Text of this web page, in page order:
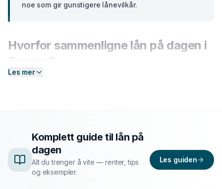
noe som gir gunstigere lånevilkår.
Hvorfor sammenligne lån på dagen i
Banker i
sammenligne aktuelle tilbud og finne det som passer
deg best.
Slik fungerer prosessen
Les mer
Komplett guide til lån på
dagen
Alt du trenger å vite — renter, tips
og eksempler.
Les guiden